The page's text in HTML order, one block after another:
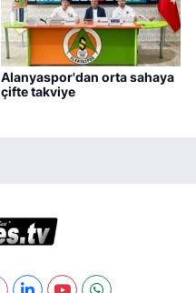
Alanyaspor'dan orta sahaya
çifte takviye